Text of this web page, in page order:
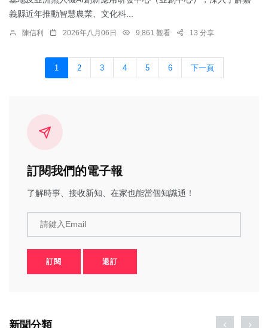
義縣近年推動智慧農業、文化科...
陳信利 2026年八月06日 9,861 觀看 13 分享
1 2 3 4 5 6 下一頁
訂閱我們的電子報
了解時事、接收新知、在家也能當個知識通！
請鍵入Email
訂閱 退訂
新聞分類